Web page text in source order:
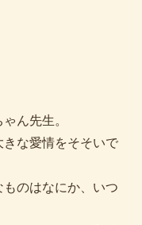
ん先生。
な愛情をそそいで
のはなにか、いつ